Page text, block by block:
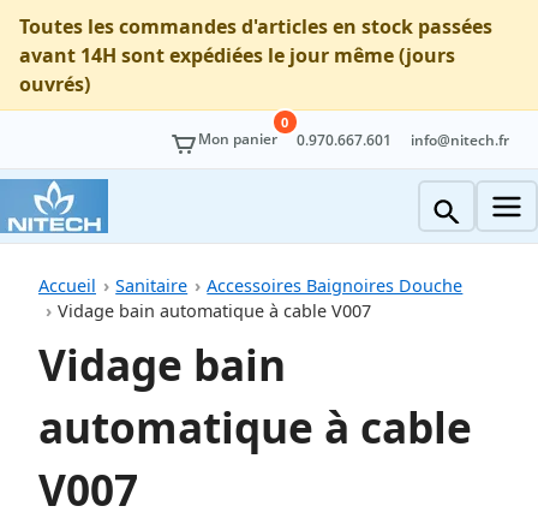
Toutes les commandes d'articles en stock passées
avant 14H sont expédiées le jour même (jours
ouvrés)
Mon panier
0
0.970.667.601 info@nitech.fr
Accueil Sanitaire
Accessoires Baignoires Douche
Vidage bain automatique à cable V007
Vidage bain
automatique à cable
V007